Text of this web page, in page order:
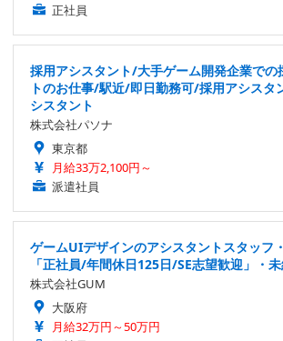
正社員
採用アシスタント/大手ゲーム開発企業での
トのお仕事/駅近/即日勤務可/採用アシスタ
シスタント
株式会社パソナ
東京都
月給33万2,100円～
派遣社員
ゲームUIデザインのアシスタントスタッフ
「正社員/年間休日125日/SE志望歓迎」・
株式会社GUM
大阪府
月給32万円～50万円